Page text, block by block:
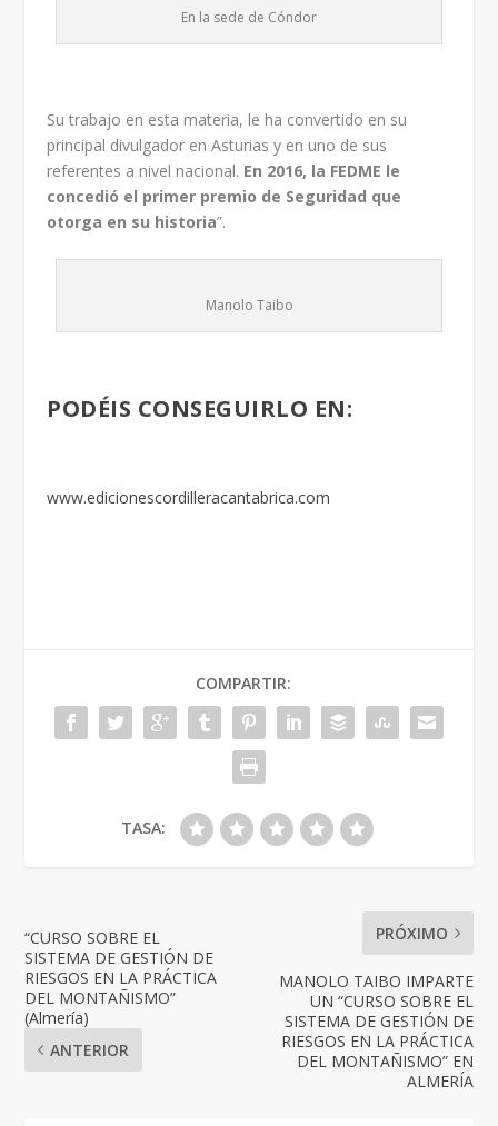
En la sede de Cóndor
Su trabajo en esta materia, le ha convertido en su
principal divulgador en Asturias y en uno de sus
referentes a nivel nacional. En 2016, la FEDME le
concedió el primer premio de Seguridad que
otorga en su historia”.
Manolo Taibo
PODÉIS CONSEGUIRLO EN:
www.edicionescordilleracantabrica.com
COMPARTIR:
TASA:
“CURSO SOBRE EL
SISTEMA DE GESTIÓN DE
RIESGOS EN LA PRÁCTICA
DEL MONTAÑISMO”
(Almería)
ANTERIOR
PRÓXIMO
MANOLO TAIBO IMPARTE
UN “CURSO SOBRE EL
SISTEMA DE GESTIÓN DE
RIESGOS EN LA PRÁCTICA
DEL MONTAÑISMO” EN
ALMERÍA